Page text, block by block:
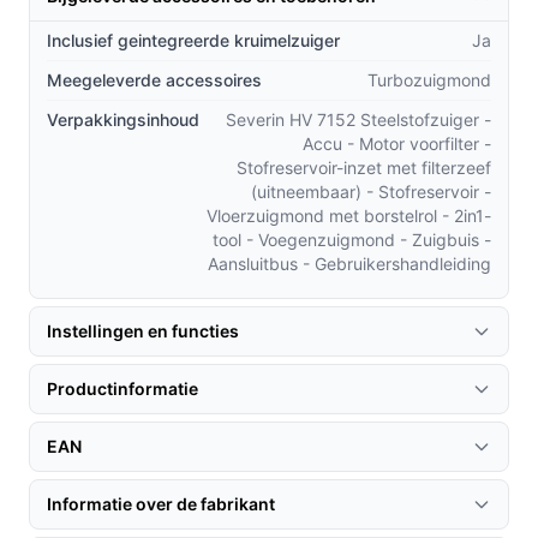
Belangrijkste voordelen
Praktische effecten van de belangrijkste
eigenschappen.
Lange gebruikstijd op lage stand: je kunt meerdere
korte schoonmaakbeurten uitvoeren zonder direct
Turboborstel ingebouwd: biedt een optie voor
intensiever borstelen van vloeren en mogelijk tapijt
(controleer compatibiliteit met jouw vloeren).
Zakloos systeem en compact reservoir: geen
stofzakken nodig en snel legen; wel opletten op
vulniveau van 0,50 l.
Voor wie is dit geschikt?
Deze Severin past goed bij mensen met kleinere tot
middelgrote huishoudens die regelmatig snel willen
Inclusief geintegreerde kruimelzuiger
Ja
Meegeleverde accessoires
Turbozuigmond
Verpakkingsinhoud
Severin HV 7152 Steelstofzuiger -
Accu - Motor voorfilter -
Stofreservoir-inzet met filterzeef
(uitneembaar) - Stofreservoir -
Vloerzuigmond met borstelrol - 2in1-
tool - Voegenzuigmond - Zuigbuis -
Aansluitbus - Gebruikershandleiding
Instellingen en functies
Productinformatie
EAN
Informatie over de fabrikant